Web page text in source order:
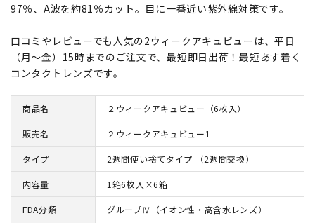
97％、A波を約81％カット。目に一番近い紫外線対策です。
口コミやレビューでも人気の2ウィークアキュビューは、平日
（月～金）15時までのご注文で、最短即日出荷！最短あす着く
コンタクトレンズです。
商品名 ２ウィークアキュビュー（6枚入）
販売名 ２ウィークアキュビュー1
タイプ 2週間使い捨てタイプ （2週間交換）
内容量 1箱6枚入×6箱
FDA分類 グループⅣ（イオン性・高含水レンズ）